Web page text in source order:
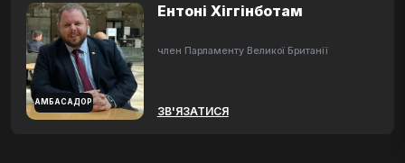
АМБАСАДОР
Ентоні Хіггінботам
член Парламенту Великої Британії
ЗВ'ЯЗАТИСЯ